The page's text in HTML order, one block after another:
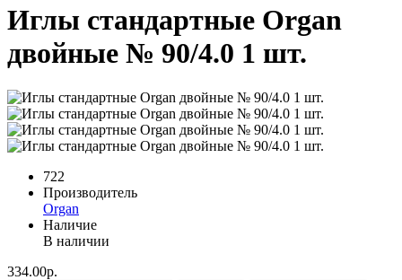
Иглы стандартные Organ
двойные № 90/4.0 1 шт.
722
Производитель
Organ
Наличие
В наличии
334.00р.